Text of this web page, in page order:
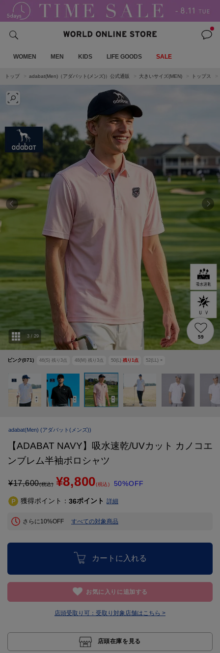
WOMEN MEN KIDS LIFE GOODS SALE
トップ adabat(Men)（アダバット(メンズ)）公式通販 大きいサイズ(MEN) トップス
ピンク(071) 46(S) 残り 3点 48(M) 残り 3点 50(L) 残り 1 点 52(LL) ×
3 / 29 59
adabat(Men) (アダバット(メンズ))
【ADABAT NAVY】吸水速乾/UVカット カノコエ
ンブレム半袖ポロシャツ
¥17,600(税込) ¥8,800(税込) 50%OFF
獲得ポイント： 36ポイント 詳細
さらに10%OFF すべての対象商品
カートに入れる
お気に入りに追加する
店頭受取り可： 受取り対象店舗はこちら >
店頭在庫を見る